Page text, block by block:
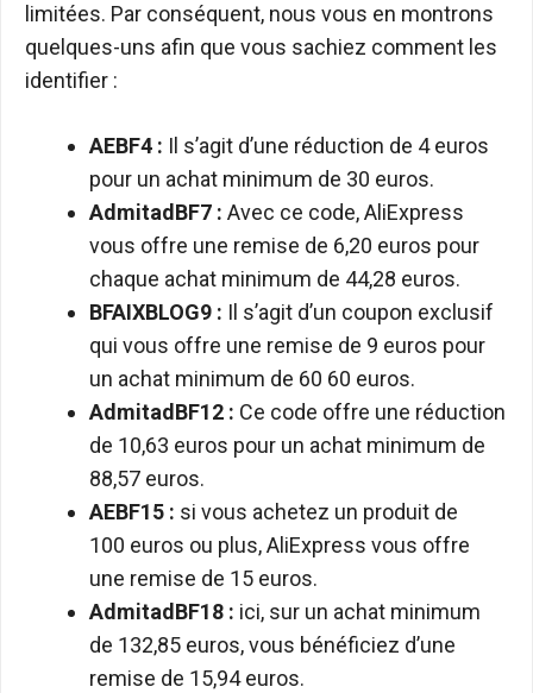
limitées. Par conséquent, nous vous en montrons
quelques-uns afin que vous sachiez comment les
identifier :
AEBF4 : Il s’agit d’une réduction de 4 euros
pour un achat minimum de 30 euros.
AdmitadBF7 : Avec ce code, AliExpress
vous offre une remise de 6,20 euros pour
chaque achat minimum de 44,28 euros.
BFAIXBLOG9 : Il s’agit d’un coupon exclusif
qui vous offre une remise de 9 euros pour
un achat minimum de 60 60 euros.
AdmitadBF12 : Ce code offre une réduction
de 10,63 euros pour un achat minimum de
88,57 euros.
AEBF15 : si vous achetez un produit de
100 euros ou plus, AliExpress vous offre
une remise de 15 euros.
AdmitadBF18 : ici, sur un achat minimum
de 132,85 euros, vous bénéficiez d’une
remise de 15,94 euros.